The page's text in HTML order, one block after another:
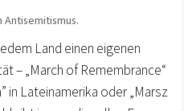
Land einen eigenen
– „March of Remembrance“
in Lateinamerika oder „Marsz